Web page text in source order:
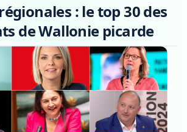
: le top 30 des
de Wallonie picarde